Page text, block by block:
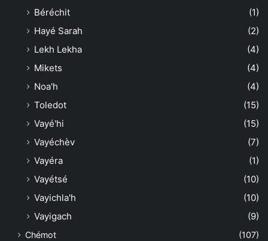
Béréchit
(1)
Hayé Sarah
(2)
Lekh Lekha
(4)
Mikets
(4)
Noa'h
(4)
Toledot
(15)
Vayé'hi
(15)
Vayéchèv
(7)
Vayéra
(1)
Vayétsé
(10)
Vayichla'h
(10)
Vayigach
(9)
Chémot (107)